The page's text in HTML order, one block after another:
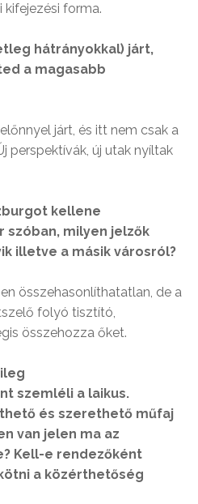
forma.
hátrányokkal) járt,
a magasabb
járt, és itt nem csak a
perspektívák, új utak nyíltak
kellene
szóban, milyen jelzők
illetve a másik városról?
összehasonlíthatatlan, de a
folyó tisztító,
összehozza őket.
szemléli a laikus.
és szerethető műfaj
van jelen ma az
Kell-e rendezőként
a közérthetőség